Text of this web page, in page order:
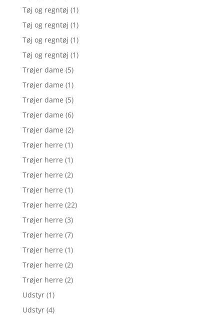
Tøj og regntøj (1)
Tøj og regntøj (1)
Tøj og regntøj (1)
Tøj og regntøj (1)
Trøjer dame (5)
Trøjer dame (1)
Trøjer dame (5)
Trøjer dame (6)
Trøjer dame (2)
Trøjer herre (1)
Trøjer herre (1)
Trøjer herre (2)
Trøjer herre (1)
Trøjer herre (22)
Trøjer herre (3)
Trøjer herre (7)
Trøjer herre (1)
Trøjer herre (2)
Trøjer herre (2)
Udstyr (1)
Udstyr (4)